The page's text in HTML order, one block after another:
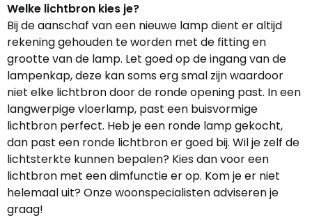
Welke lichtbron kies je?
Bij de aanschaf van een nieuwe lamp dient er altijd
rekening gehouden te worden met de fitting en
grootte van de lamp. Let goed op de ingang van de
lampenkap, deze kan soms erg smal zijn waardoor
niet elke lichtbron door de ronde opening past. In een
langwerpige vloerlamp, past een buisvormige
lichtbron perfect. Heb je een ronde lamp gekocht,
dan past een ronde lichtbron er goed bij. Wil je zelf de
lichtsterkte kunnen bepalen? Kies dan voor een
lichtbron met een dimfunctie er op. Kom je er niet
helemaal uit? Onze woonspecialisten adviseren je
graag!